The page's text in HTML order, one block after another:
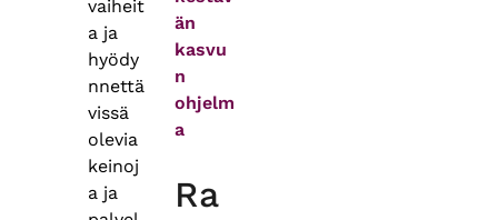
vaiheit
a ja
hyödy
nnettä
vissä
olevia
keinoj
a ja
än
kasvu
n
ohjelm
a
Ra